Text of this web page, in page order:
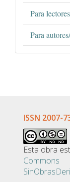
Para
Para
ISSN 2007-
Esta obra
Commons